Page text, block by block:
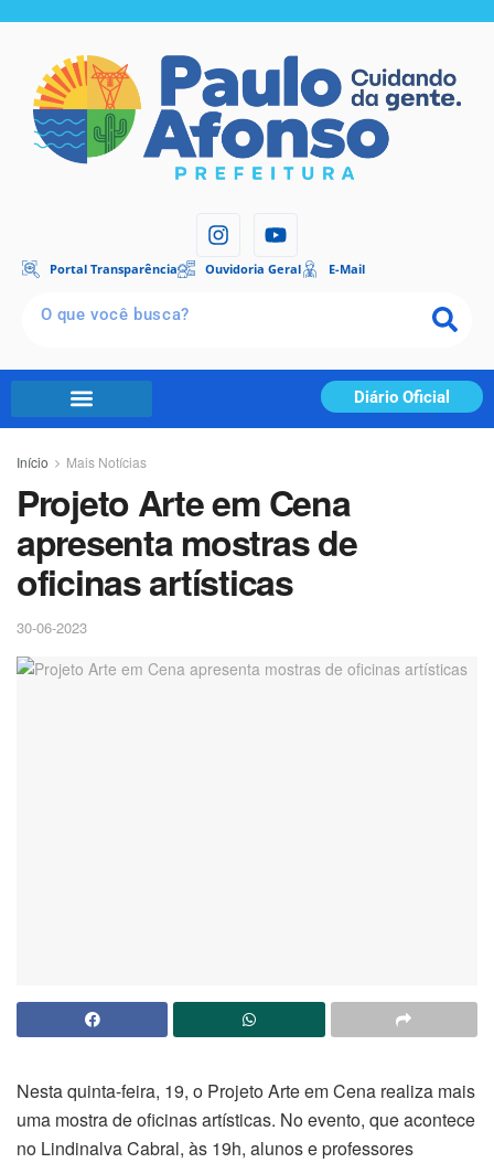
Portal Transparência Ouvidoria Geral E-Mail
Diário Oficial
Início Mais Notícias
Projeto Arte em Cena
apresenta mostras de
oficinas artísticas
30-06-2023
Nesta quinta-feira, 19, o Projeto Arte em Cena realiza mais
uma mostra de oficinas artísticas. No evento, que acontece
no Lindinalva Cabral, às 19h, alunos e professores